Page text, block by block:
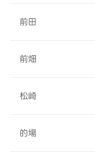
前田
前畑
松崎
的場